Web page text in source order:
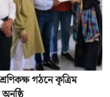
গঠনে কৃত্রিম